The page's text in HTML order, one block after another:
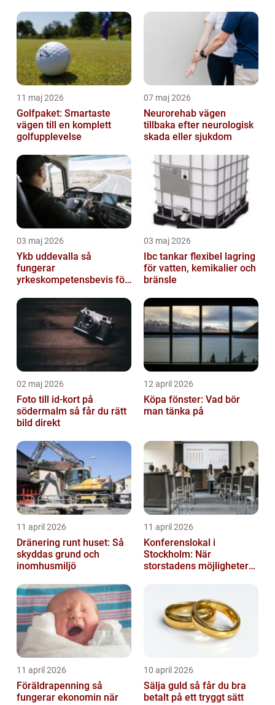
11 maj 2026
Golfpaket: Smartaste
vägen till en komplett
golfupplevelse
07 maj 2026
Neurorehab vägen
tillbaka efter neurologisk
skada eller sjukdom
03 maj 2026
Ykb uddevalla så
fungerar
yrkeskompetensbevis för
03 maj 2026
Ibc tankar flexibel lagring
för vatten, kemikalier och
bränsle
02 maj 2026
Foto till id-kort på
södermalm så får du rätt
bild direkt
12 april 2026
Köpa fönster: Vad bör
man tänka på
11 april 2026
Dränering runt huset: Så
skyddas grund och
inomhusmiljö
11 april 2026
Konferenslokal i
Stockholm: När
storstadens möjligheter
11 april 2026
Föräldrapenning så
fungerar ekonomin när
10 april 2026
Sälja guld så får du bra
betalt på ett tryggt sätt